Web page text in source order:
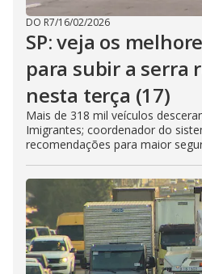
DO R7/16/02/2026
SP: veja os
para subir a serra
nesta terça (17)
Mais de 318 mil veículos
Imigrantes; coordenador do
recomendações para maior